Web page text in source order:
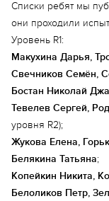
Списки ребят мы
они проходили
Уровень R1:
Макухина Дарья,
Свечников Семён,
Бостан Николай
Тевелев Сергей,
уровня R2);
Жукова Елена,
Белякина Татьяна;
Копейкин Никита,
Белоликов Петр,